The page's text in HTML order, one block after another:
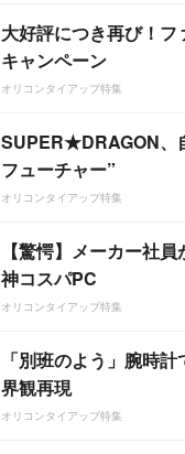
大好評につき再び！
キャンペーン
オリコンタイアップ特集
SUPER★DRAGON、
フューチャー”
オリコンタイアップ特集
【驚愕】メーカー社
神コスパPC
オリコンタイアップ特集
「別班のよう」腕時
界観再現
オリコンタイアップ特集